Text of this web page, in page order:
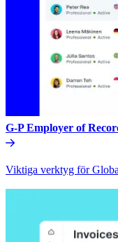
G-P Employer of
Viktiga verktyg för